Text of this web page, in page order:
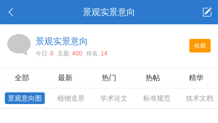
景观实景意向
收藏
景观实景意向
今日: 0 主题: 400 排名: 14
全部 最新 热门 热帖 精华
景观意向图 植物造景 学术论文 标准规范 技术文档